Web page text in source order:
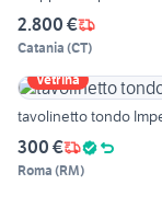
2.800 €
Catania (CT)
Vetrina
tavolinetto tondo
300 €
Roma (RM)